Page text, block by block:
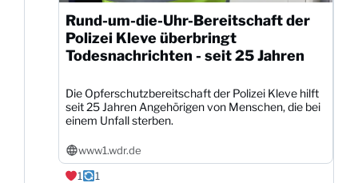
Rund-um-die-Uhr-Bereitschaft der
Polizei Kleve überbringt
Todesnachrichten - seit 25 Jahren
Die Opferschutzbereitschaft der Polizei Kleve hilft
seit 25 Jahren Angehörigen von Menschen, die bei
einem Unfall sterben.
www1.wdr.de
1
1